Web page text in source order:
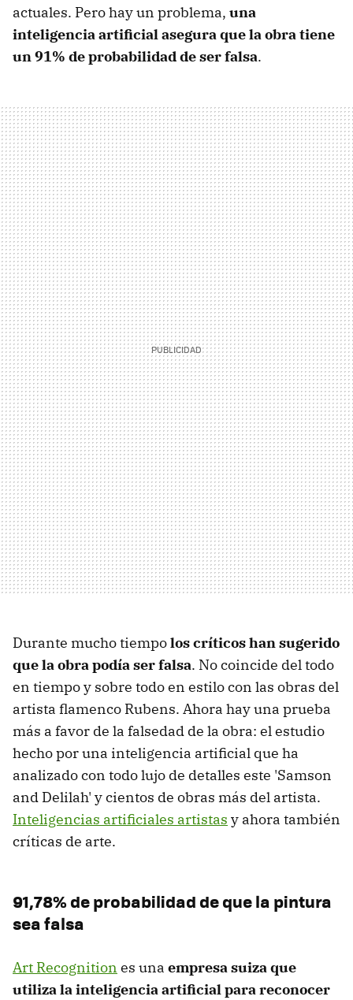
actuales. Pero hay un problema, una
inteligencia artificial asegura que la obra tiene
un 91% de probabilidad de ser falsa.
Durante mucho tiempolos críticos han sugerido
que la obra podía ser falsa. No coincide del todo
en tiempo y sobre todo en estilo con las obras del
artista flamenco Rubens. Ahora hay una prueba
más a favor de la falsedad de la obra: el estudio
hecho por una inteligencia artificial que ha
analizado con todo lujo de detalles este 'Samson
and Delilah' y cientos de obras más del artista.
Inteligencias artificiales artistas y ahora también
críticas de arte.
91,78% de probabilidad de que la pintura
sea falsa
Art Recognition es una empresa suiza que
utiliza la inteligencia artificial para reconocer